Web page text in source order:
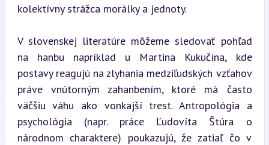
kolektívny strážca morálky a jednoty.
V slovenskej literatúre môžeme sledovať pohľad
na hanbu napríklad u Martina Kukučína, kde
postavy reagujú na zlyhania medziľudských vzťahov
práve vnútorným zahanbením, ktoré má často
väčšiu váhu ako vonkajší trest. Antropológia a
psychológia (napr. práce Ľudovíta Štúra o
národnom charaktere) poukazujú, že zatiaľ čo v